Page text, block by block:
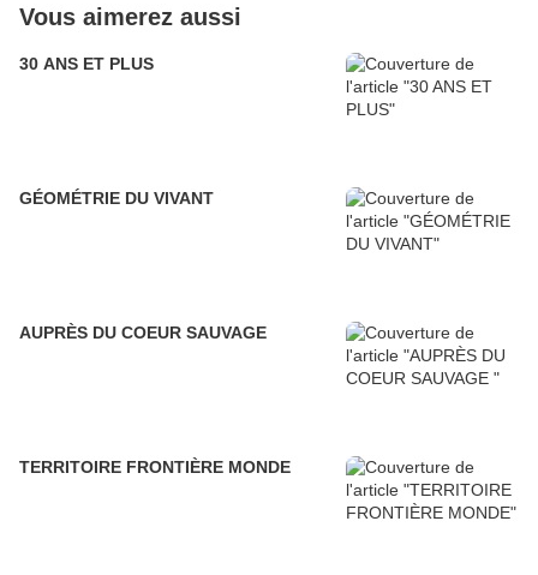
Vous aimerez aussi
30 ANS ET PLUS
GÉOMÉTRIE DU VIVANT
AUPRÈS DU COEUR SAUVAGE
TERRITOIRE FRONTIÈRE MONDE